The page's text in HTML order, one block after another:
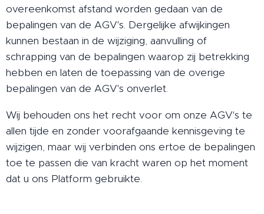
overeenkomst afstand worden gedaan van de
bepalingen van de AGV's. Dergelijke afwijkingen
kunnen bestaan in de wijziging, aanvulling of
schrapping van de bepalingen waarop zij betrekking
hebben en laten de toepassing van de overige
bepalingen van de AGV's onverlet.
Wij behouden ons het recht voor om onze AGV's te
allen tijde en zonder voorafgaande kennisgeving te
wijzigen, maar wij verbinden ons ertoe de bepalingen
toe te passen die van kracht waren op het moment
dat u ons Platform gebruikte.